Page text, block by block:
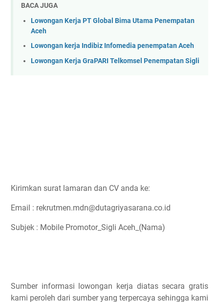
BACA JUGA
Lowongan Kerja PT Global Bima Utama Penempatan
Aceh
Lowongan kerja Indibiz Infomedia penempatan Aceh
Lowongan Kerja GraPARI Telkomsel Penempatan Sigli
Kirimkan surat lamaran dan CV anda ke:
Email : rekrutmen.mdn@dutagriyasarana.co.id
Subjek : Mobile Promotor_Sigli Aceh_(Nama)
Sumber informasi lowongan kerja diatas secara gratis
kami peroleh dari sumber yang terpercaya sehingga kami